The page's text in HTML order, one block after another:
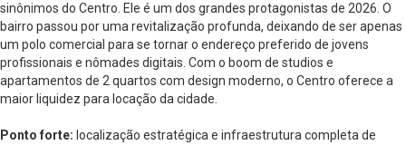
sinônimos do Centro. Ele é um dos grandes protagonistas de 2026. O
bairro passou por uma revitalização profunda, deixando de ser apenas
um polo comercial para se tornar o endereço preferido de jovens
profissionais e nômades digitais. Com o boom de studios e
apartamentos de 2 quartos com design moderno, o Centro oferece a
maior liquidez para locação da cidade.
Ponto forte: localização estratégica e infraestrutura completa de